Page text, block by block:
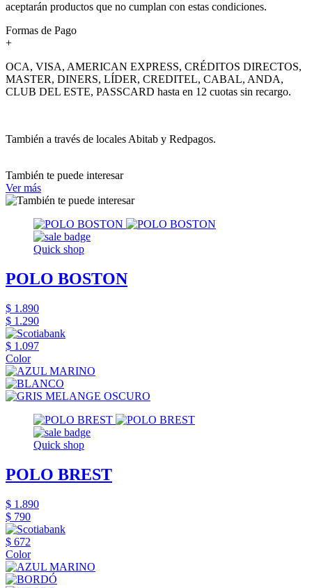
aceptarán productos que no cumplan con estas condiciones.
Formas de Pago
+
OCA, VISA, AMERICAN EXPRESS, CRÉDITOS DIRECTOS,
MASTER, DINERS, LÍDER, CREDITEL, CABAL, ANDA,
CLUB DEL ESTE, PASSCARD hasta en 12 cuotas sin recargo.
También a través de locales Abitab y Redpagos.
También te puede interesar
Ver más
Quick shop
POLO BOSTON
$ 1.890
$ 1.290
$ 1.097
Color
Quick shop
POLO BREST
$ 1.890
$ 790
$ 672
Color